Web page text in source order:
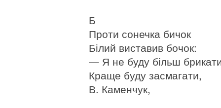
Б
Проти сонечка бичок
Білий виставив бочок:
— Я не буду більш
Краще буду засмагати,
В. Каменчук,